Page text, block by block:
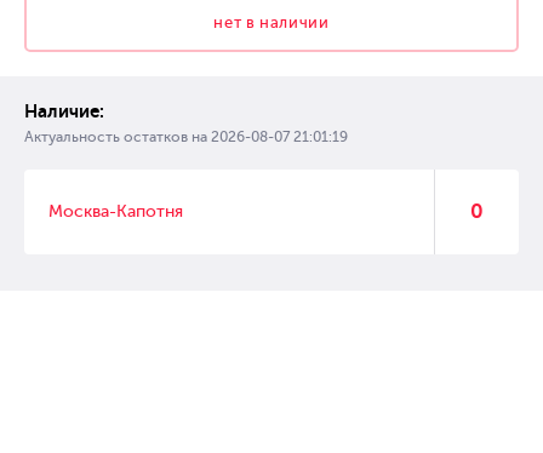
нет в наличии
Наличие:
Актуальность остатков на 2026-08-07 21:01:19
Москва-Капотня 0